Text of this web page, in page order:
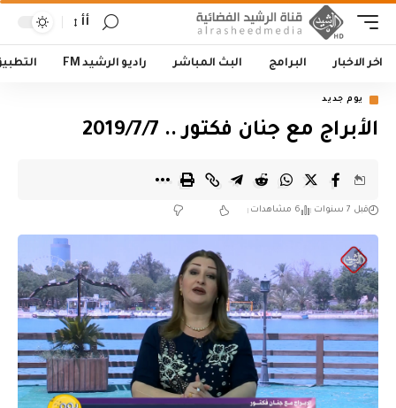
أأ
اخر الاخبار البرامج البث المباشر راديو الرشيد FM
يوم جديد
الأبراج مع جنان فكتور .. 2019/7/7
قبل 7 سنوات 6 مشاهدات